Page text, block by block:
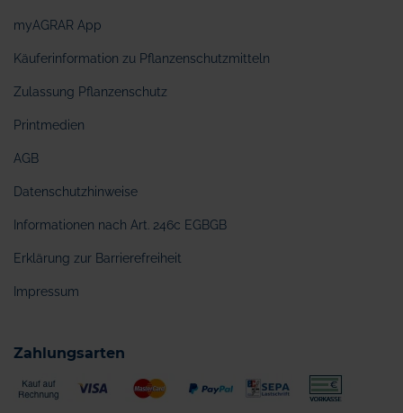
myAGRAR App
Käuferinformation zu Pflanzenschutzmitteln
Zulassung Pflanzenschutz
Printmedien
AGB
Datenschutzhinweise
Informationen nach Art. 246c EGBGB
Erklärung zur Barrierefreiheit
Impressum
Zahlungsarten